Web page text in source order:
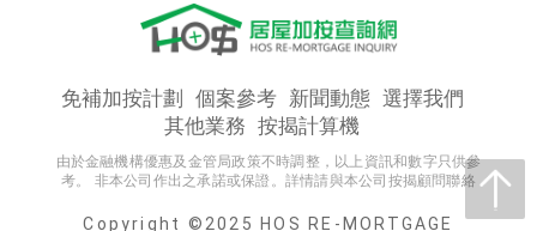
免補加按計劃 個案參考 新聞動態 選擇我們
其他業務 按揭計算機
由於金融機構優惠及金管局政策不時調整，以上資訊和數字只供參
考。 非本公司作出之承諾或保證。詳情請與本公司按揭顧問聯絡
Copyright ©2025 HOS RE-MORTGAGE